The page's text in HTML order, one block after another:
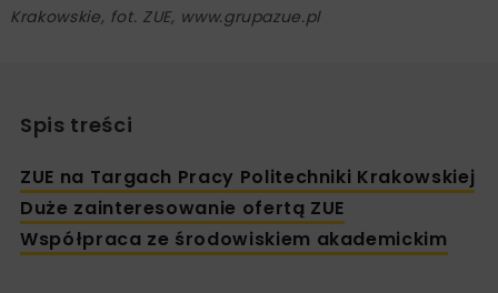
Krakowskie, fot. ZUE, www.grupazue.pl
Spis treści
ZUE na Targach Pracy Politechniki Krakowskiej
Duże zainteresowanie ofertą ZUE
Współpraca ze środowiskiem akademickim